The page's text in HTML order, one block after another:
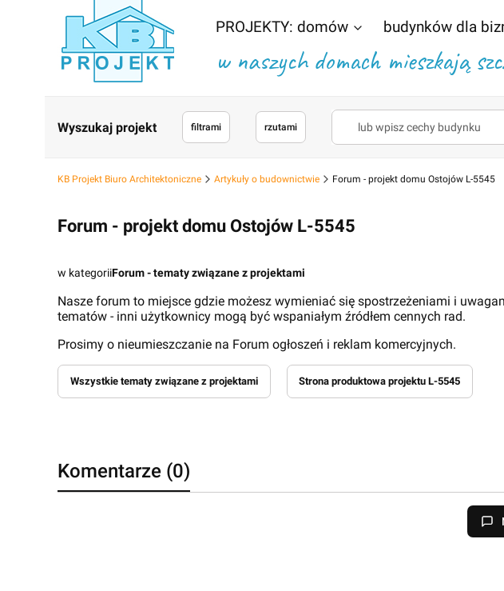
PROJEKTY: domów budynków dla
w naszych domach mieszkają
Wyszukaj projekt filtrami rzutami
KB Projekt Biuro Architektoniczne Artykuły o budownictwie Forum - projekt domu Ostojów L-5545
Forum - projekt domu Ostojów L-5545
w kategoriiForum - tematy związane z projektami
Nasze forum to miejsce gdzie możesz wymieniać się spostrzeżeniami i
tematów - inni użytkownicy mogą być wspaniałym źródłem cennych rad.
Prosimy o nieumieszczanie na Forum ogłoszeń i reklam komercyjnych.
Wszystkie tematy związane z projektami Strona produktowa projektu L-5545
Komentarze (0)